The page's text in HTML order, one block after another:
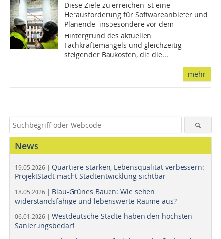
Diese Ziele zu erreichen ist eine
Herausforderung für Softwareanbieter und
Planende  insbesondere vor dem
Hintergrund des aktuellen
Fachkräftemangels und gleichzeitig
steigender Baukosten, die die...
mehr
News
19.05.2026 | Quartiere stärken, Lebensqualität verbessern:
ProjektStadt macht Stadtentwicklung sichtbar
18.05.2026 | Blau-Grünes Bauen: Wie sehen
widerstandsfähige und lebenswerte Räume aus?
06.01.2026 | Westdeutsche Städte haben den höchsten
Sanierungsbedarf